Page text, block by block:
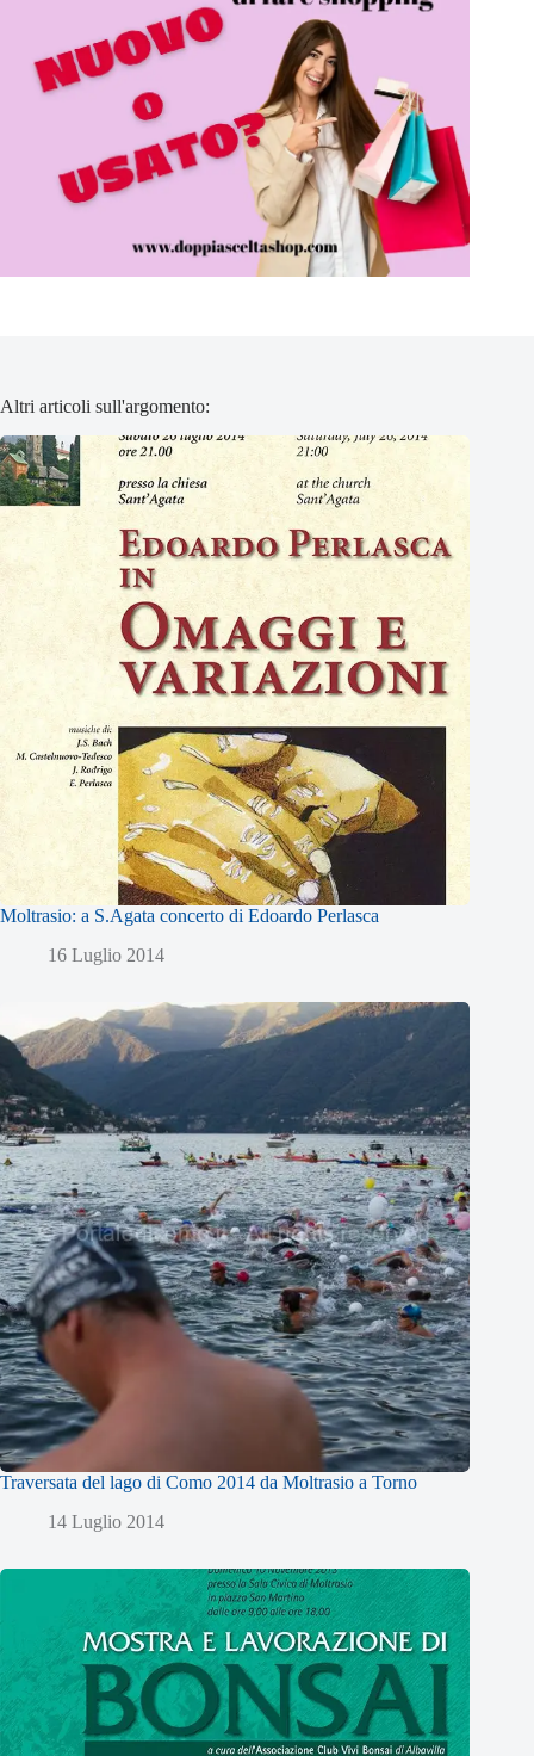
Altri articoli sull'argomento:
Moltrasio: a S.Agata concerto di Edoardo Perlasca
16 Luglio 2014
Traversata del lago di Como 2014 da Moltrasio a Torno
14 Luglio 2014